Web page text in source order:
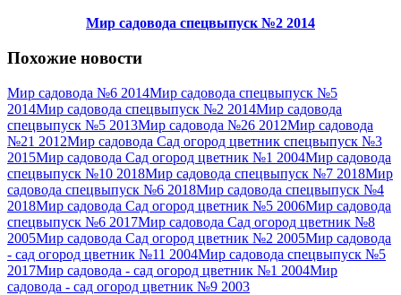
Мир садовода спецвыпуск №2 2014
Похожие новости
Мир садовода №6 2014Мир садовода спецвыпуск №5
2014Мир садовода спецвыпуск №2 2014Мир садовода
спецвыпуск №5 2013Мир садовода №26 2012Мир садовода
№21 2012Мир садовода Сад огород цветник спецвыпуск №3
2015Мир садовода Сад огород цветник №1 2004Мир садовода
спецвыпуск №10 2018Мир садовода спецвыпуск №7 2018Мир
садовода спецвыпуск №6 2018Мир садовода спецвыпуск №4
2018Мир садовода Сад огород цветник №5 2006Мир садовода
спецвыпуск №6 2017Мир садовода Сад огород цветник №8
2005Мир садовода Сад огород цветник №2 2005Мир садовода
- сад огород цветник №11 2004Мир садовода спецвыпуск №5
2017Мир садовода - сад огород цветник №1 2004Мир
садовода - сад огород цветник №9 2003